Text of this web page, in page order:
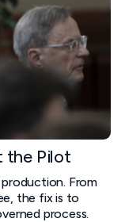
the Pilot
From
the fix is to
process.